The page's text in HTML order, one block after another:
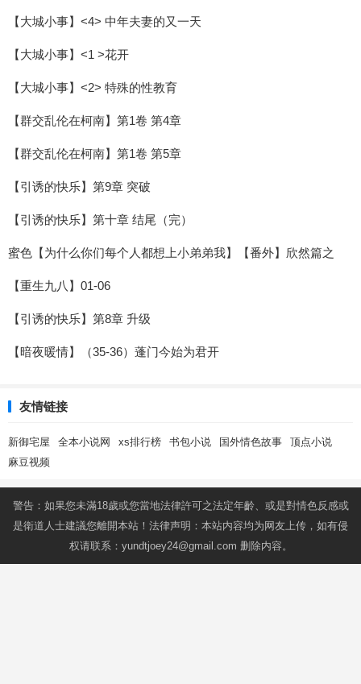
【大城小事】<4> 中年夫妻的又一天
【大城小事】<1 >花开
【大城小事】<2> 特殊的性教育
【群交乱伦在柯南】第1卷 第4章
【群交乱伦在柯南】第1卷 第5章
【引诱的快乐】第9章 突破
【引诱的快乐】第十章 结尾（完）
蜜色【为什么你们每个人都想上小弟弟我】【番外】欣然篇之
【重生九八】01-06
【引诱的快乐】第8章 升级
【暗夜暖情】（35-36）蓬门今始为君开
友情链接
新御宅屋 全本小说网 xs排行榜 书包小说 国外情色故事
顶点小说
麻豆视频
警告：如果您未滿18歲或您當地法律許可之法定年齡、或是對情色反感或
是衛道人士建議您離開本站！法律声明：本站内容均为网友上传，如有侵
权请联系： yundtjoey24@gmail.com 删除内容。